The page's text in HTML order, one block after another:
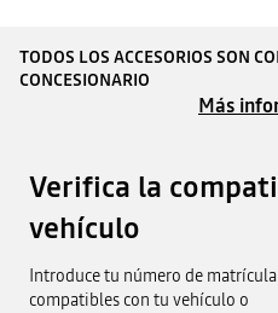
TODOS LOS ACCESORIOS SON
CONCESIONARIO
Más
Verifica la
vehículo
Introduce tu número de
compatibles con tu vehículo o